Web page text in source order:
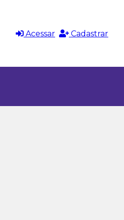
Acessar Cadastrar